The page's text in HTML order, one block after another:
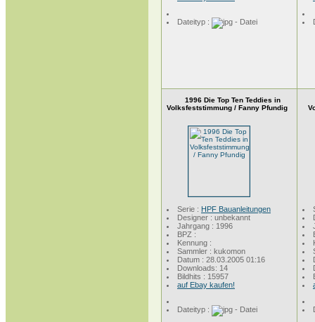
Dateityp :
1996 Die Top Ten Teddies in
Volksfeststimmung / Fanny Pfundig
Serie : HPF Bauanleitungen
Designer : unbekannt
Jahrgang : 1996
BPZ :
Kennung :
Sammler : kukomon
Datum : 28.03.2005 01:16
Downloads: 14
Bildhits : 15957
auf Ebay kaufen!
Dateityp :